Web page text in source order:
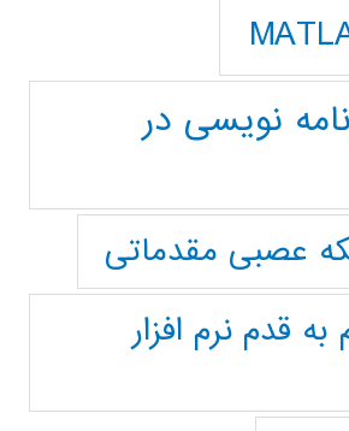
نویسی در
عصبی مقدماتی
قدم نرم افزار